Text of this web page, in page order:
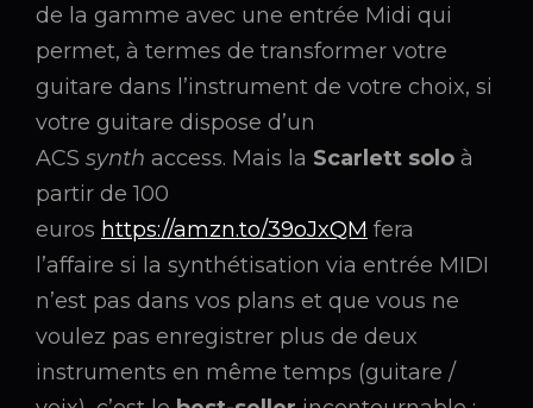
de la gamme avec une entrée Midi qui
permet, à termes de transformer votre
guitare dans l’instrument de votre choix, si
votre guitare dispose d’un
ACS synth access. Mais la Scarlett solo à
partir de 100
euros https://amzn.to/39oJxQM fera
l’affaire si la synthétisation via entrée MIDI
n’est pas dans vos plans et que vous ne
voulez pas enregistrer plus de deux
instruments en même temps (guitare /